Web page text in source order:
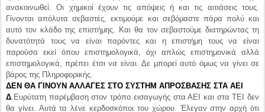
βάρος της Πληροφορικής.
ΔΕΝ ΘΑ ΓΙΝΟΥΝ ΑΛΛΑΓΕΣ ΣΤΟ ΣΥΣΤΗΜ ΑΠΡΟΣΒΑΣΗΣ ΣΤΑ ΑΕΙ
Δ.Ευρύτατη παρέμβαση στον τρόπο εισαγωγής στα ΑΕΙ και στα ΤΕΙ δεν
θα γίνει. Αυτά τα λένε κερδοσκόποι του χώρου. Έλεγαν στην αρχή ότι
«θέλω να καταργήσω τις καμπάνες», τώρα λένε ότι «θέλω να
καταργήσω το σταυρό στη σημαία». Δηλαδή λένε διάφορα. Τους λέω ότι
μπορείς ν’ απασχολήσεις την επικαιρότητα και με άλλους τρόπους. Κάνε
τζόκινγκ γυμνός και θα σε δείξουν όλα τα κανάλια. Δεν είναι ανάγκη να
ταλαιπωρείς τον κόσμο. Ταλαιπωρούν τον κόσμο με παραπληροφόρηση.
ΣΤΡΑΤΙΩΤΙΚΕΣ ΣΧΟΛΕΣ